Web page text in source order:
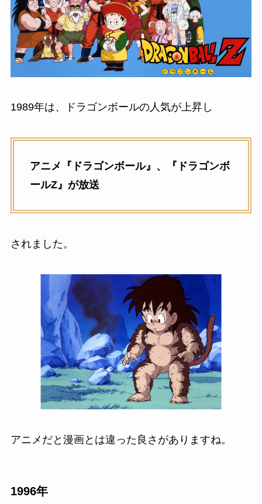
1989年は、ドラゴンボールの人気が上昇し
アニメ『ドラゴンボール』、『ドラゴンボ
ールZ』が放送
されました。
アニメだと漫画とは違った良さがありますね。
1996年